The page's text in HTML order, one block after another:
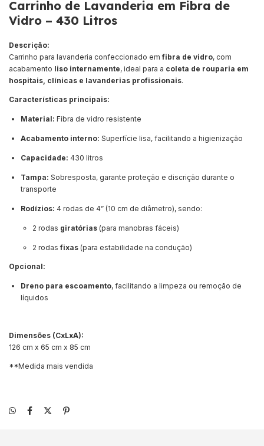
Carrinho de Lavanderia em Fibra de
Vidro – 430 Litros
Descrição:
Carrinho para lavanderia confeccionado emfibra de vidro, com
acabamento liso internamente, ideal para a coleta de rouparia em
hospitais, clínicas e lavanderias profissionais.
Características principais:
Material: Fibra de vidro resistente
Acabamento interno: Superfície lisa, facilitando a higienização
Capacidade: 430 litros
Tampa: Sobresposta, garante proteção e discrição durante o
transporte
Rodízios: 4 rodas de 4” (10 cm de diâmetro), sendo:
2 rodas giratórias (para manobras fáceis)
2 rodasfixas (para estabilidade na condução)
Opcional:
Dreno para escoamento, facilitando a limpeza ou remoção de
líquidos
Dimensões (CxLxA):
126 cm x 65 cm x 85 cm
**Medida mais vendida